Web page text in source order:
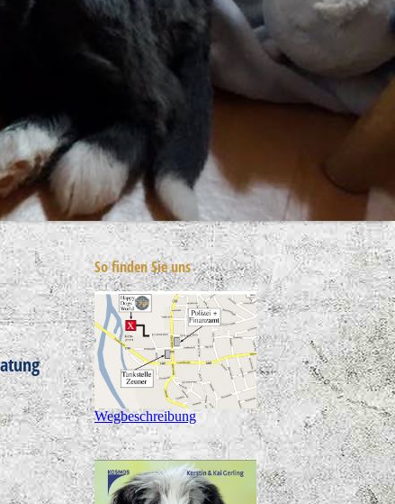
So finden Sie uns
Wegbeschreibung